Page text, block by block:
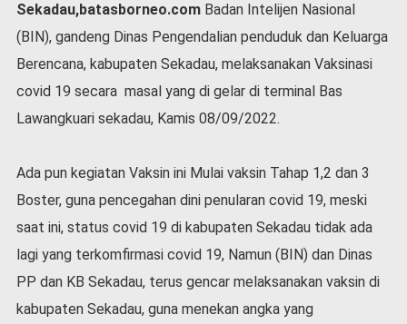
m
o
i
a
a
h
a
g
a
O
p
Sekadau,batasborneo.com Badan Intelijen Nasional
(BIN), gandeng Dinas Pengendalian penduduk dan Keluarga
Berencana, kabupaten Sekadau, melaksanakan Vaksinasi
covid 19 secara masal yang di gelar di terminal Bas
Lawangkuari sekadau, Kamis 08/09/2022.
Ada pun kegiatan Vaksin ini Mulai vaksin Tahap 1,2 dan 3
Boster, guna pencegahan dini penularan covid 19, meski
saat ini, status covid 19 di kabupaten Sekadau tidak ada
lagi yang terkomfirmasi covid 19, Namun (BIN) dan Dinas
PP dan KB Sekadau, terus gencar melaksanakan vaksin di
kabupaten Sekadau, guna menekan angka yang